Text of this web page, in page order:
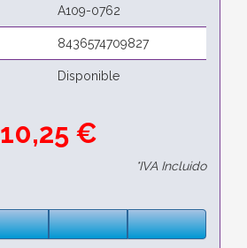
A109-0762
8436574709827
Disponible
10,25 €
*IVA Incluido